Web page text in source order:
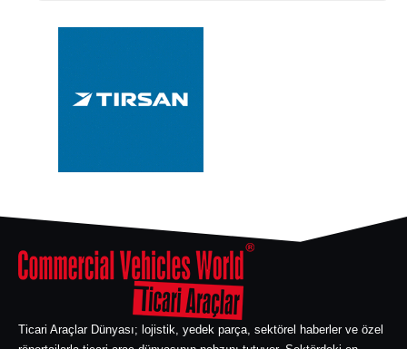
Ticari Araçlar Dünyası; lojistik, yedek parça, sektörel haberler ve özel